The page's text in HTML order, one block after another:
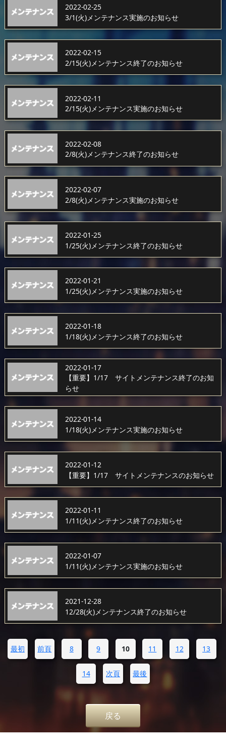
2022-02-25
3/1(火)メンテナンス実施のお知らせ
2022-02-15
2/15(火)メンテナンス終了のお知らせ
2022-02-11
2/15(火)メンテナンス実施のお知らせ
2022-02-08
2/8(火)メンテナンス終了のお知らせ
2022-02-07
2/8(火)メンテナンス実施のお知らせ
2022-01-25
1/25(火)メンテナンス終了のお知らせ
2022-01-21
1/25(火)メンテナンス実施のお知らせ
2022-01-18
1/18(火)メンテナンス終了のお知らせ
2022-01-17
【重要】1/17 サイトメンテナンス終了のお知
らせ
2022-01-14
1/18(火)メンテナンス実施のお知らせ
2022-01-12
【重要】1/17 サイトメンテナンスのお知らせ
2022-01-11
1/11(火)メンテナンス終了のお知らせ
2022-01-07
1/11(火)メンテナンス実施のお知らせ
2021-12-28
12/28(火)メンテナンス終了のお知らせ
最初 前頁 8 9 10 11 12 13
14 次頁 最後
戻る